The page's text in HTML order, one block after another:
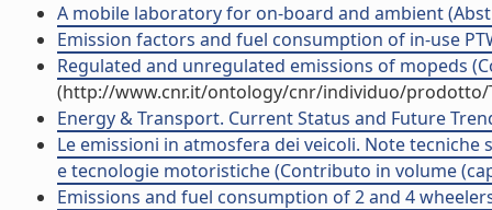
A mobile laboratory for on-board and ambient
Emission factors and fuel consumption of in-use
Regulated and unregulated emissions of mopeds
(http://www.cnr.it/ontology/cnr/individuo/prodotto/
Energy & Transport. Current Status and Future
Le emissioni in atmosfera dei veicoli. Note
e tecnologie motoristiche (Contributo in volume
Emissions and fuel consumption of 2 and 4